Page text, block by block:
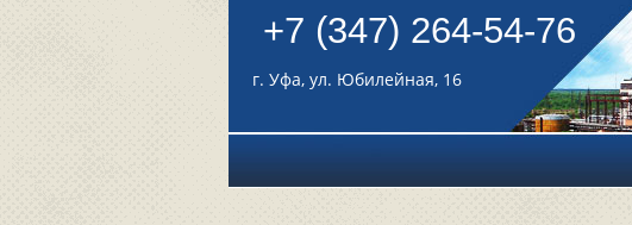
+7 (347) 264-54-76
г. Уфа, ул. Юбилейная, 16